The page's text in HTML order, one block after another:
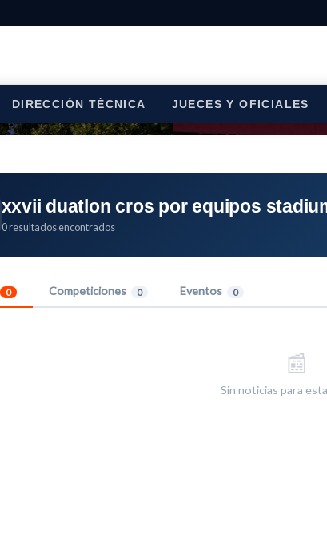
DIRECCIÓN TÉCNICA JUECES Y OFICIALES
xxvii duatlon cros por equipos
0 resultados encontrados
0 Competiciones 0 Eventos 0
📰
Sin noticias para